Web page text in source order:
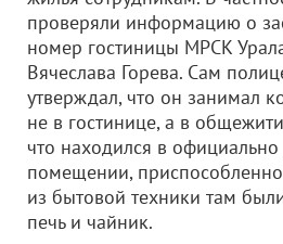
проверяли информацию о
номер гостиницы МРСК
Вячеслава Горева. Сам
утверждал, что он занимал
не в гостинице, а в
что находился в
помещении,
из бытовой техники там
печь и чайник.